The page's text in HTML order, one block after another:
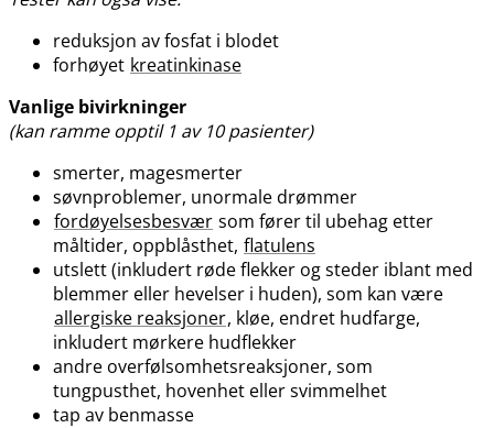
reduksjon av fosfat i blodet
forhøyet kreatinkinase
Vanlige bivirkninger
(kan ramme opptil 1 av 10 pasienter)
smerter, magesmerter
søvnproblemer, unormale drømmer
fordøyelsesbesvær som fører til ubehag etter
måltider, oppblåsthet, flatulens
utslett (inkludert røde flekker og steder iblant med
blemmer eller hevelser i huden), som kan være
allergiske reaksjoner, kløe, endret hudfarge,
inkludert mørkere hudflekker
andre overfølsomhetsreaksjoner, som
tungpusthet, hovenhet eller svimmelhet
tap av benmasse